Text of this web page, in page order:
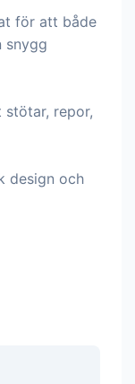
för att både
snygg
repor,
design och